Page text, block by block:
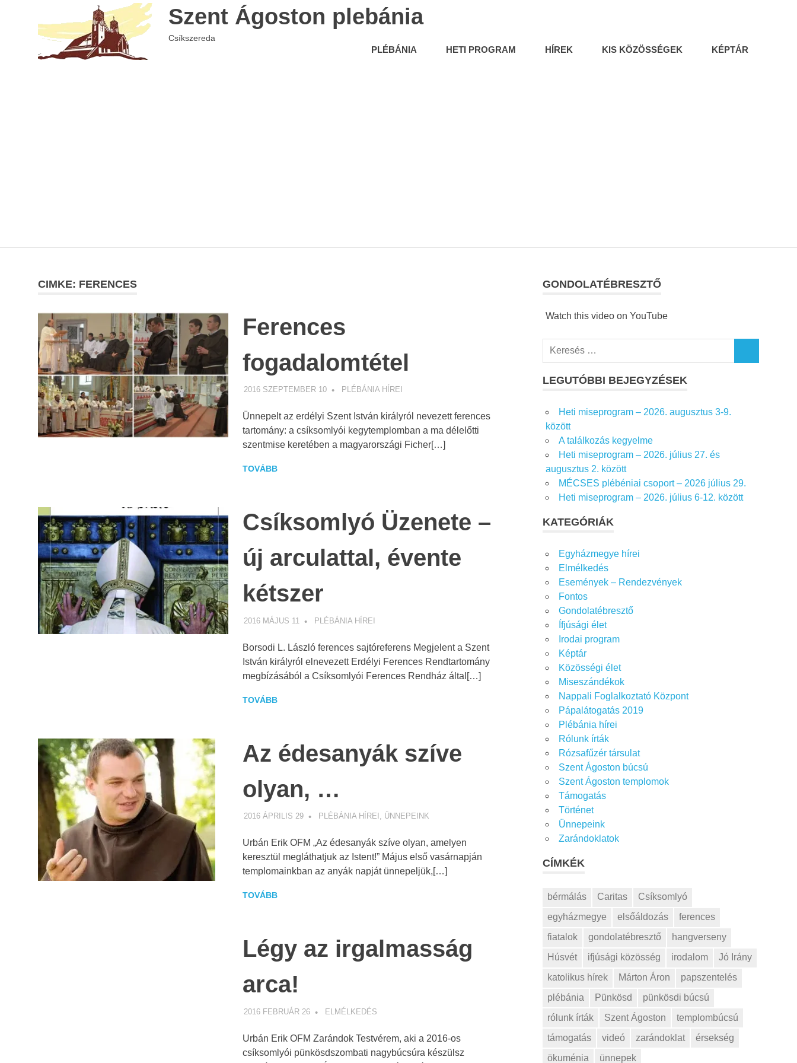
Szent Ágoston plebánia
Csíkszereda
PLÉBÁNIA HETI PROGRAM HÍREK KIS KÖZÖSSÉGEK KÉPTÁR
CIMKE: FERENCES
Ferences
fogadalomtétel
2016 SZEPTEMBER 10 WEBMESTER
PLÉBÁNIA HÍREI
Ünnepelt az erdélyi Szent István királyról nevezett ferences
tartomány: a csíksomlyói kegytemplomban a ma délelőtti
szentmise keretében a magyarországi Ficher[…]
TOVÁBB
Csíksomlyó Üzenete –
új arculattal, évente
kétszer
2016 MÁJUS 11 WEBMESTER
PLÉBÁNIA HÍREI
Borsodi L. László ferences sajtóreferens Megjelent a Szent
István királyról elnevezett Erdélyi Ferences Rendtartomány
megbízásából a Csíksomlyói Ferences Rendház által[…]
TOVÁBB
Az édesanyák szíve
olyan, …
2016 ÁPRILIS 29 WEBMESTER
PLÉBÁNIA HÍREI , ÜNNEPEINK
Urbán Erik OFM „Az édesanyák szíve olyan, amelyen
keresztül megláthatjuk az Istent!” Május első vasárnapján
templomainkban az anyák napját ünnepeljük,[…]
TOVÁBB
Légy az irgalmasság
arca!
2016 FEBRUÁR 26 WEBMESTER
ELMÉLKEDÉS
Urbán Erik OFM Zarándok Testvérem, aki a 2016-os
csíksomlyói pünkösdszombati nagybúcsúra készülsz
GONDOLATÉBRESZTŐ
Watch this video on YouTube
é
s
f
o
r
:
LEGUTÓBBI BEJEGYZÉSEK
Heti miseprogram – 2026. augusztus 3-9.
között
A találkozás kegyelme
Heti miseprogram – 2026. július 27. és
augusztus 2. között
MÉCSES plébéniai csoport – 2026 július 29.
Heti miseprogram – 2026. július 6-12. között
KATEGÓRIÁK
Egyházmegye hírei
Elmélkedés
Események – Rendezvények
Fontos
Gondolatébresztő
Ífjúsági élet
Irodai program
Képtár
Közösségi élet
Miseszándékok
Nappali Foglalkoztató Központ
Pápalátogatás 2019
Plébánia hírei
Rólunk írták
Rózsafűzér társulat
Szent Ágoston búcsú
Szent Ágoston templomok
Támogatás
Történet
Ünnepeink
Zarándoklatok
CÍMKÉK
bérmálás Caritas
Csíksomlyó
egyházmegye
elsőáldozás
ferences
fiatalok
gondolatébresztő
hangverseny
Húsvét
ifjúsági közösség irodalom
Jó Irány
katolikus hírek
Márton Áron
papszentelés
plébánia
Pünkösd
pünkösdi búcsú
rólunk írták
Szent Ágoston
templombúcsú
támogatás
videó zarándoklat
érsekség
ökuménia
ünnepek